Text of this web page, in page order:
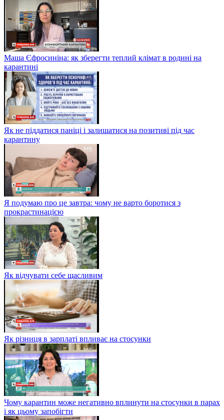
Маша Єфросиніна: як зберегти теплий клімат в родині на
карантині
Як не піддатися паніці і залишатися на позитиві під час
карантину
Я подумаю про це завтра: чому не варто боротися з
прокрастинацією
Як відчувати себе щасливим
Як різниця в зарплаті впливає на стосунки
Чому карантин може негативно вплинути на стосунки в парах
і як цьому запобігти